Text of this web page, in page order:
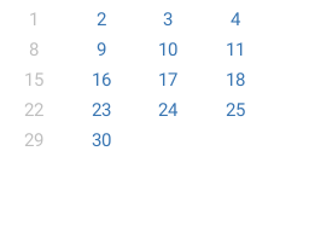
1 2 3
4
8 9 10
11
15 16 17
18
22 23 24
25
29 30